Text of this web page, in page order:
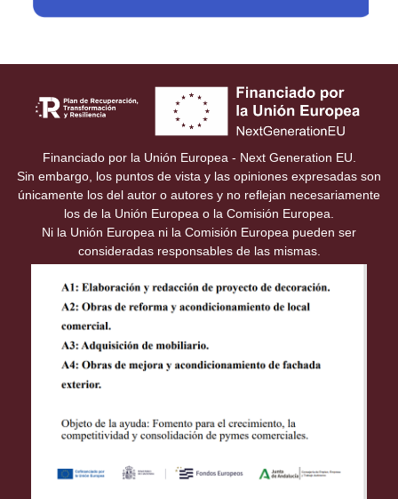
Financiado por la Unión Europea - Next Generation EU.
Sin embargo, los puntos de vista y las opiniones expresadas son
únicamente los del autor o autores y no reflejan necesariamente
los de la Unión Europea o la Comisión Europea.
Ni la Unión Europea ni la Comisión Europea pueden ser
consideradas responsables de las mismas.